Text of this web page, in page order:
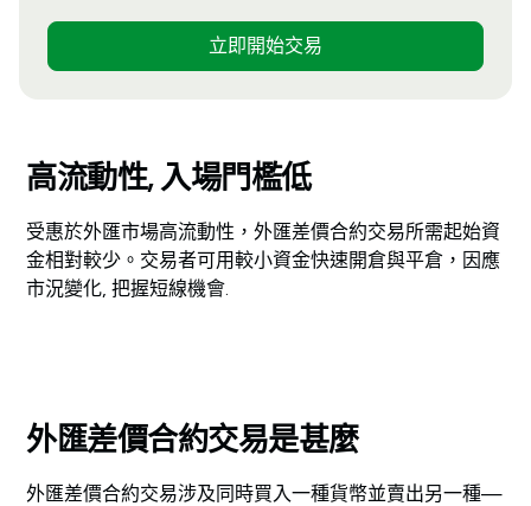
立即開始交易
高流動性, 入場門檻低
受惠於外匯市場高流動性，外匯差價合約交易所需起始資
金相對較少。交易者可用較小資金快速開倉與平倉，因應
市況變化, 把握短線機會.
外匯差價合約交易是甚麼
外匯差價合約交易涉及同時買入一種貨幣並賣出另一種—